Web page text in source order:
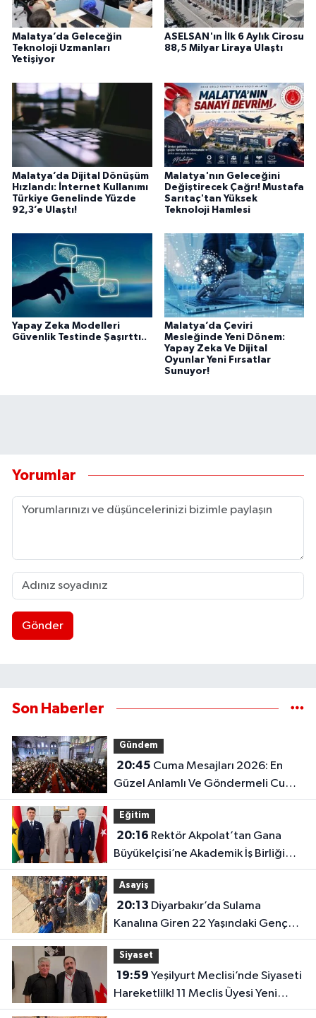
Malatya’da Geleceğin
Teknoloji Uzmanları
Yetişiyor
ASELSAN'ın İlk 6 Aylık Cirosu
88,5 Milyar Liraya Ulaştı
Malatya’da Dijital Dönüşüm
Hızlandı: İnternet Kullanımı
Türkiye Genelinde Yüzde
92,3’e Ulaştı!
Malatya'nın Geleceğini
Değiştirecek Çağrı! Mustafa
Sarıtaç'tan Yüksek
Teknoloji Hamlesi
Yapay Zeka Modelleri
Güvenlik Testinde Şaşırttı..
Malatya’da Çeviri
Mesleğinde Yeni Dönem:
Yapay Zeka Ve Dijital
Oyunlar Yeni Fırsatlar
Sunuyor!
Yorumlar
Gönder
Son Haberler
Gündem
20:45
Güzel Anlamlı Ve Göndermeli Cuma
Sözleri..
Eğitim
20:16
Büyükelçisi’ne Akademik İş Birliği
Ziyareti!
Asayiş
20:13
Kanalına Giren 22 Yaşındaki Genç
Hayatını Kaybetti!
Siyaset
19:59
Hareketlilk! 11 Meclis Üyesi Yeni
Parti’ye Katıldı..